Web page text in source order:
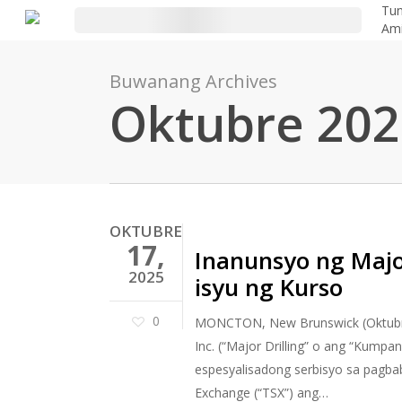
Laktawan
Buwanang Archives
Oktubre
OKTUBRE
17,
2025
0
Inanunsyo ng
isyu ng Kurso
MONCTON, New Brunswick
Inc. (“Major Drilling” o ang
espesyalisadong serbisyo sa
Exchange (“TSX”) ang…